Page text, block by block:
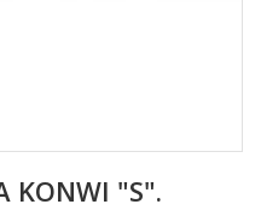
KONWI "S".